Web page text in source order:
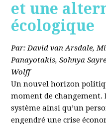
et une
écologique
Par: David van Arsdale,
Panayotakis, Sohnya
Wolff
Un nouvel horizon
moment de changement.
système ainsi qu’un
engendré une crise